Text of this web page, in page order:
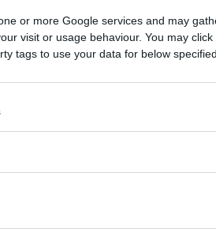
or more Google services and may
visit or usage behaviour. You may
tags to use your data for below